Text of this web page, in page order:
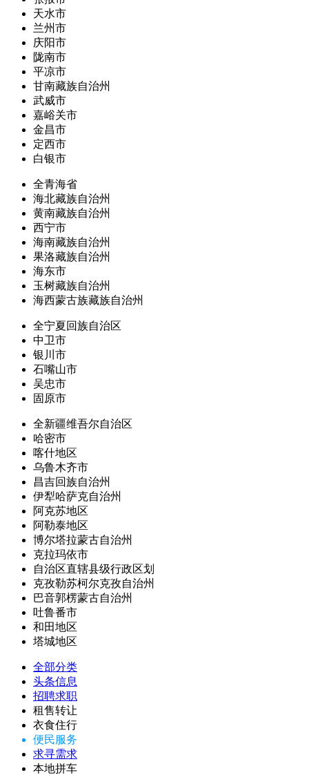
天水市
兰州市
庆阳市
陇南市
平凉市
甘南藏族自治州
武威市
嘉峪关市
金昌市
定西市
白银市
全青海省
海北藏族自治州
黄南藏族自治州
西宁市
海南藏族自治州
果洛藏族自治州
海东市
玉树藏族自治州
海西蒙古族藏族自治州
全宁夏回族自治区
中卫市
银川市
石嘴山市
吴忠市
固原市
全新疆维吾尔自治区
哈密市
喀什地区
乌鲁木齐市
昌吉回族自治州
伊犁哈萨克自治州
阿克苏地区
阿勒泰地区
博尔塔拉蒙古自治州
克拉玛依市
自治区直辖县级行政区划
克孜勒苏柯尔克孜自治州
巴音郭楞蒙古自治州
吐鲁番市
和田地区
塔城地区
全部分类
头条信息
招聘求职
租售转让
衣食住行
便民服务
求寻需求
本地拼车